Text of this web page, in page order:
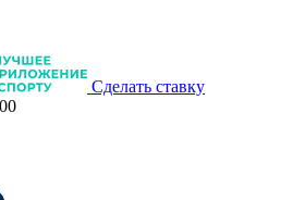
Сделать ставку